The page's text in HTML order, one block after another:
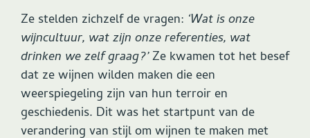
Ze stelden zichzelf de vragen: ‘Wat is onze
wijncultuur, wat zijn onze referenties, wat
drinken we zelf graag?’Ze kwamen tot het besef
dat ze wijnen wilden maken die een
weerspiegeling zijn van hun terroir en
geschiedenis. Dit was het startpunt van de
verandering van stijl om wijnen te maken met